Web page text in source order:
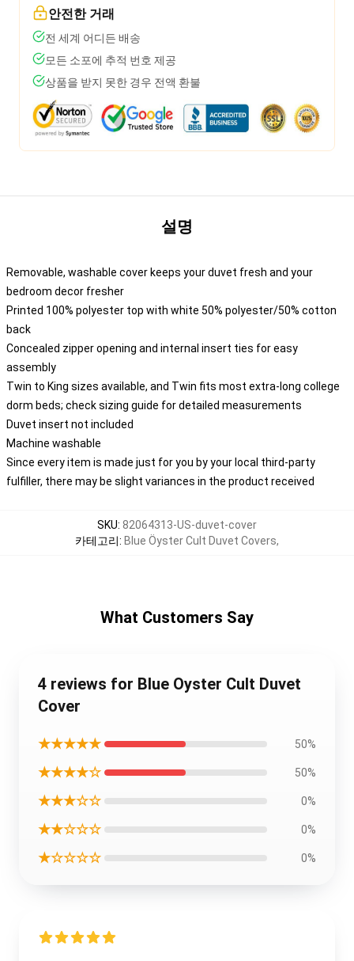
안전한 거래
전 세계 어디든 배송
모든 소포에 추적 번호 제공
상품을 받지 못한 경우 전액 환불
설명
Removable, washable cover keeps your duvet fresh and your
bedroom decor fresher
Printed 100% polyester top with white 50% polyester/50% cotton
back
Concealed zipper opening and internal insert ties for easy
assembly
Twin to King sizes available, and Twin fits most extra-long college
dorm beds; check sizing guide for detailed measurements
Duvet insert not included
Machine washable
Since every item is made just for you by your local third-party
fulfiller, there may be slight variances in the product received
SKU: 82064313-US-duvet-cover
카테고리: Blue Öyster Cult Duvet Covers,
What Customers Say
4 reviews for Blue Oyster Cult Duvet
Cover
★★★★★ 50%
★★★★☆ 50%
★★★☆☆ 0%
★★☆☆☆ 0%
★☆☆☆☆ 0%